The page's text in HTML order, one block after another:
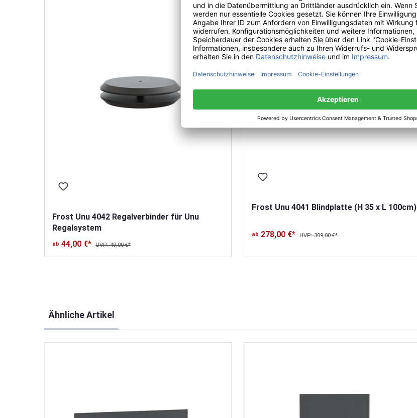
Frost Unu 4042 Regalverbinder für Unu
Regalsystem
ab 44,00 €* UVP: 49,00 €*
Frost Unu 4041 Blindplatte (H 35 x L 100cm)
ab 278,00 €* UVP: 309,00 €*
Ähnliche Artikel